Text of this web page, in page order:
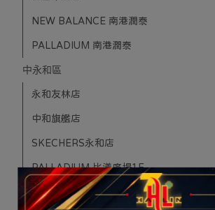
NEW BALANCE 南港潤泰
PALLADIUM 南港潤泰
中永和區
永和友林店
中和旗艦店
SKECHERS永和店
PALLADIUM 比漾廣場1F
PORTER INTERNATIONAL 比漾廣場1F